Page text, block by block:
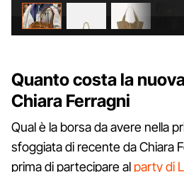
Quanto costa la
Chiara Ferragni
Qual è la borsa da avere nella
sfoggiata di recente da Chiara
prima di partecipare al party di